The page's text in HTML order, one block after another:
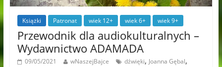
Książki Patronat wiek 12+ wiek 6+ wiek 9+
Przewodnik dla audiokulturalnych –
Wydawnictwo ADAMADA
09/05/2021 wNaszejBajce dźwięki, Joanna Gębal,